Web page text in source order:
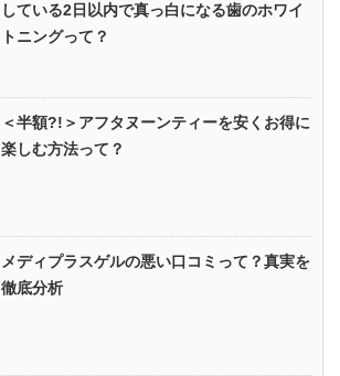
している2日以内で真っ白になる歯のホワイ
トニングって？
＜半額?!＞アフタヌーンティーを安くお得に
楽しむ方法って？
メディプラスゲルの悪い口コミって？真実を
徹底分析